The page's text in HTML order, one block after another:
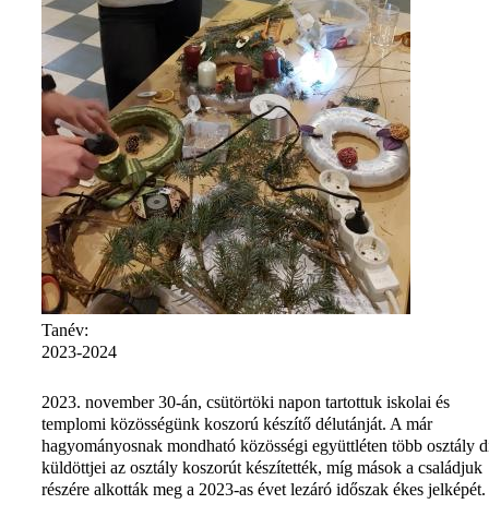
Tanév:
2023-2024
2023. november 30-án, csütörtöki napon tartottuk iskolai és
templomi közösségünk koszorú készítő délutánját. A már
hagyományosnak mondható közösségi együttléten több osztály
küldöttjei az osztály koszorút készítették, míg mások a családjuk
részére alkották meg a 2023-as évet lezáró időszak ékes jelképét.